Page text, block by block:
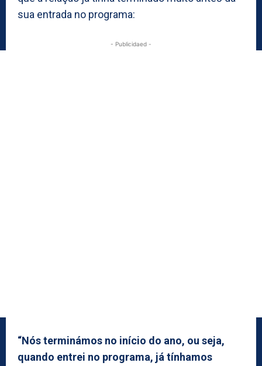
sua entrada no programa:
- Publicidaed -
“Nós terminámos no início do ano, ou seja,
quando entrei no programa, já tínhamos